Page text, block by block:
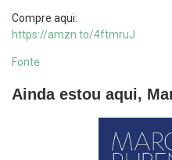
Compre aqui:
https://amzn.to/4ftmruJ
Fonte
Ainda estou aqui,